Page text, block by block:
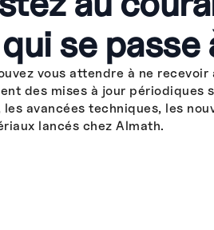
se passe
vous attendre à ne recevoir
des mises à jour périodiques
les avancées techniques, les
lancés chez Almath.